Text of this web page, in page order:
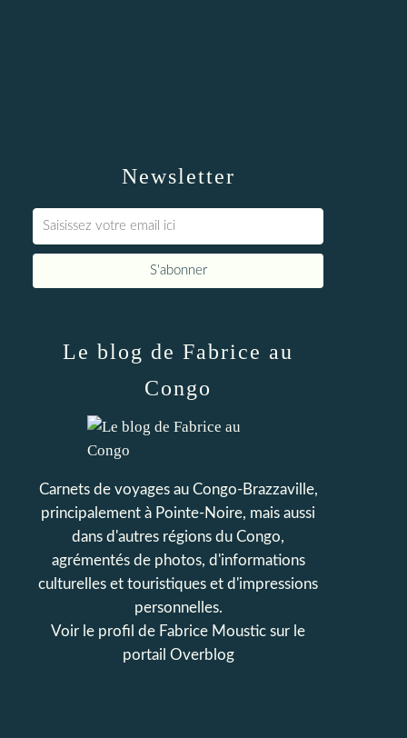
Newsletter
Le blog de Fabrice au
Congo
Carnets de voyages au Congo-Brazzaville,
principalement à Pointe-Noire, mais aussi
dans d'autres régions du Congo,
agrémentés de photos, d'informations
culturelles et touristiques et d'impressions
personnelles.
Voir le profil de Fabrice Moustic sur le
portail Overblog